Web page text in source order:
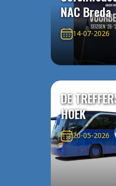
NAC Breda
14-07-2026
DE
HOEK
20-05-2026